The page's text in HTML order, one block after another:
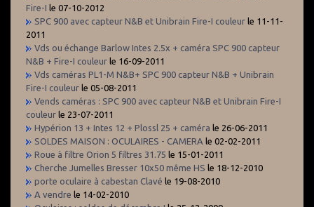
Fire-I le 07-10-2012
SPC 900 avec capteur N&B et Unibrain Fire-I couleur le 11-11-
2011
Vds ou échange Barlow Intes 2.5x + caméra SPC 900 capteur
N&B + Fire-I couleur le 16-09-2011
Vds caméras PL1-M N&B+ SPC 900 capteur N&B + Unibrain
Fire-I couleur le 05-08-2011
Vends caméras : SPC 900 avec capteur N&B et Unibrain Fire-I
couleur le 23-07-2011
Hypérion 13 + Intes 12 + Plossl 25 + caméra le 26-06-2011
SOLDES MAISON : OCULAIRES - CAMERA le 02-02-2011
Roue à filtre Orion 5 filtres 31.75 le 15-01-2011
Cherche Jumelles Bresser 10x50 même HS le 18-12-2010
porte oculaire à cabestan Clavé le 19-08-2010
A vendre le 14-02-2010